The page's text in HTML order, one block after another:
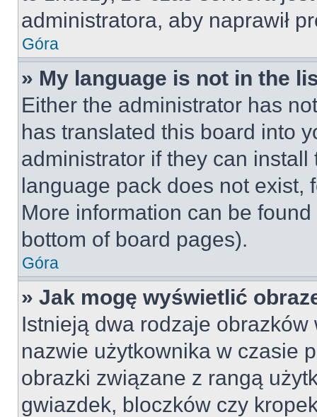
administratora, aby naprawił
Góra
» My language is not in the
Either the administrator has
has translated this board into
administrator if they can
language pack does not exist,
More information can be
bottom of board pages).
Góra
» Jak mogę wyświetlić
Istnieją dwa rodzaje
nazwie użytkownika w czasie
obrazki związane z rangą
gwiazdek, bloczków czy